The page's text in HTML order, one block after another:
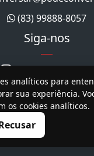
(83) 99888-8057
Siga-nos
@podeconversar
@podeconversar
analíticos para
sua experiência.
os cookies analíticos.